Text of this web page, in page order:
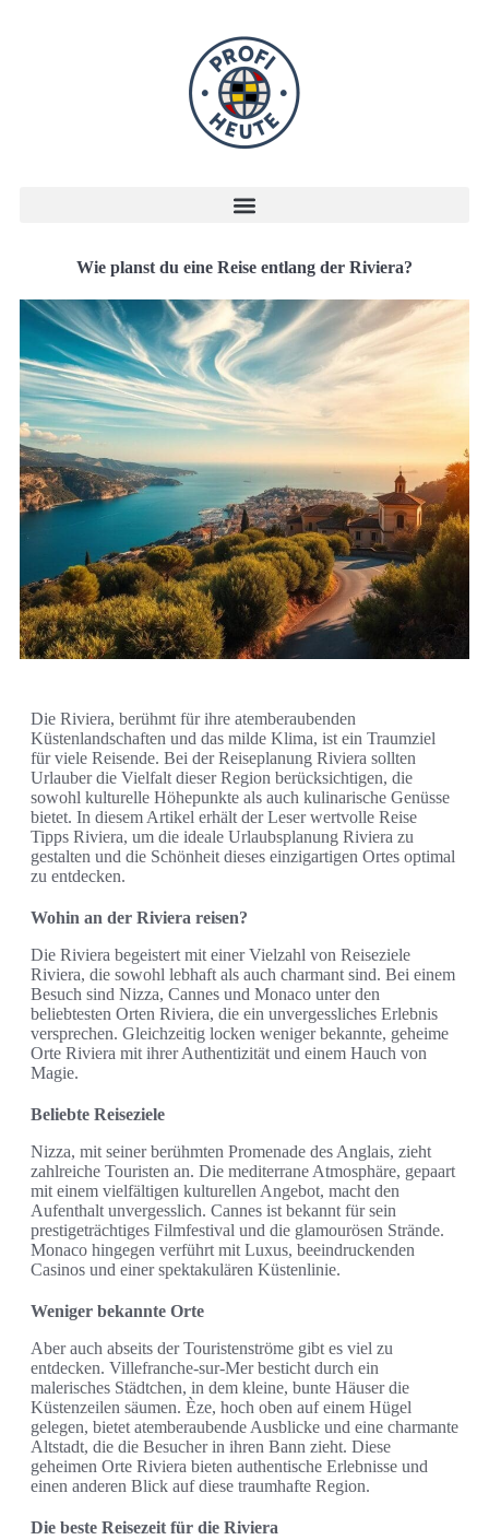
Wie planst du eine Reise entlang der Riviera?
Die Riviera, berühmt für ihre atemberaubenden
Küstenlandschaften und das milde Klima, ist ein Traumziel
für viele Reisende. Bei der Reiseplanung Riviera sollten
Urlauber die Vielfalt dieser Region berücksichtigen, die
sowohl kulturelle Höhepunkte als auch kulinarische Genüsse
bietet. In diesem Artikel erhält der Leser wertvolle Reise
Tipps Riviera, um die ideale Urlaubsplanung Riviera zu
gestalten und die Schönheit dieses einzigartigen Ortes optimal
zu entdecken.
Wohin an der Riviera reisen?
Die Riviera begeistert mit einer Vielzahl von Reiseziele
Riviera, die sowohl lebhaft als auch charmant sind. Bei einem
Besuch sind Nizza, Cannes und Monaco unter den
beliebtesten Orten Riviera, die ein unvergessliches Erlebnis
versprechen. Gleichzeitig locken weniger bekannte, geheime
Orte Riviera mit ihrer Authentizität und einem Hauch von
Magie.
Beliebte Reiseziele
Nizza, mit seiner berühmten Promenade des Anglais, zieht
zahlreiche Touristen an. Die mediterrane Atmosphäre, gepaart
mit einem vielfältigen kulturellen Angebot, macht den
Aufenthalt unvergesslich. Cannes ist bekannt für sein
prestigeträchtiges Filmfestival und die glamourösen Strände.
Monaco hingegen verführt mit Luxus, beeindruckenden
Casinos und einer spektakulären Küstenlinie.
Weniger bekannte Orte
Aber auch abseits der Touristenströme gibt es viel zu
entdecken. Villefranche-sur-Mer besticht durch ein
malerisches Städtchen, in dem kleine, bunte Häuser die
Küstenzeilen säumen. Èze, hoch oben auf einem Hügel
gelegen, bietet atemberaubende Ausblicke und eine charmante
Altstadt, die die Besucher in ihren Bann zieht. Diese
geheimen Orte Riviera bieten authentische Erlebnisse und
einen anderen Blick auf diese traumhafte Region.
Die beste Reisezeit für die Riviera